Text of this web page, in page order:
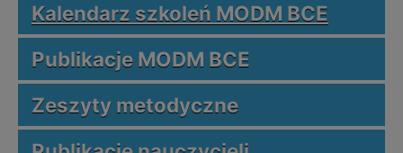
Kalendarz szkoleń MODM BCE
Publikacje MODM BCE
Zeszyty metodyczne